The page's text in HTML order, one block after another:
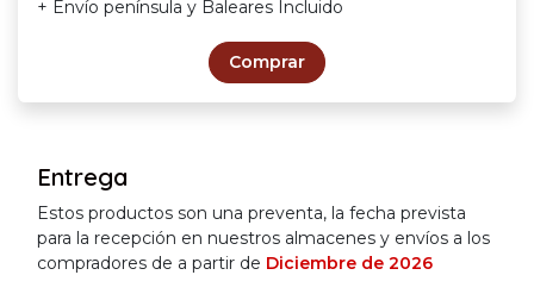
+ Envío península y Baleares Incluido
Comprar
Entrega
Estos productos son una preventa, la fecha prevista
para la recepción en nuestros almacenes y envíos a los
compradores de a partir de Diciembre de 2026